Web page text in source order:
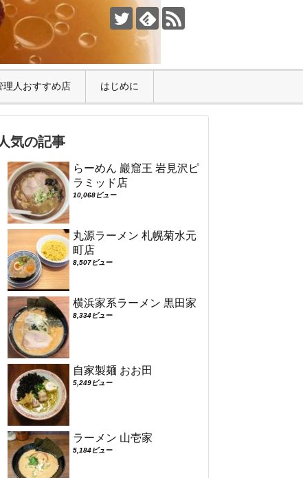
理人おすすめ店 はじめに
人気の記事
らーめん 巖窟王 岩見沢ピ
ラミッド店
10,068ビュー
丸源ラーメン 札幌菊水元
町店
8,507ビュー
横浜家系ラーメン 黒田家
8,334ビュー
自家製麺 おお田
5,249ビュー
ラーメン 山壱家
5,184ビュー